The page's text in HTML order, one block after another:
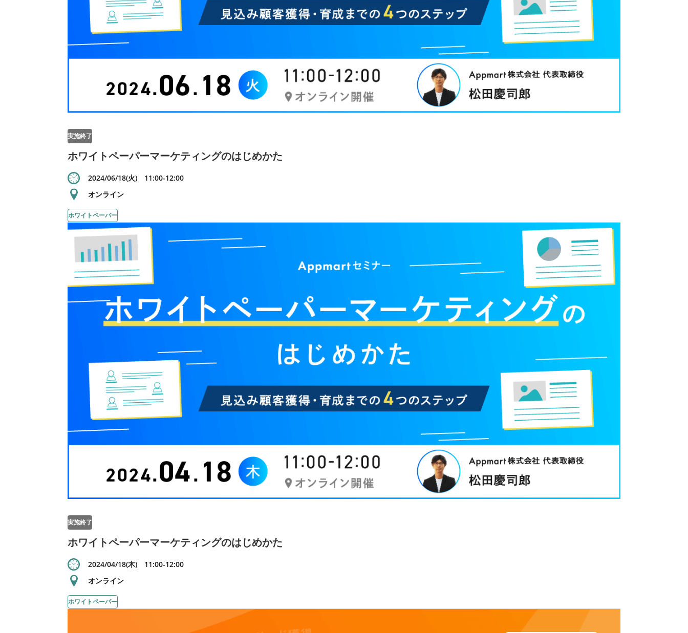
実施終了
ホワイトペーパーマーケティングのはじめかた
2024/06/18(火) 11:00-12:00
オンライン
ホワイトペーパー
実施終了
ホワイトペーパーマーケティングのはじめかた
2024/04/18(木) 11:00-12:00
オンライン
ホワイトペーパー